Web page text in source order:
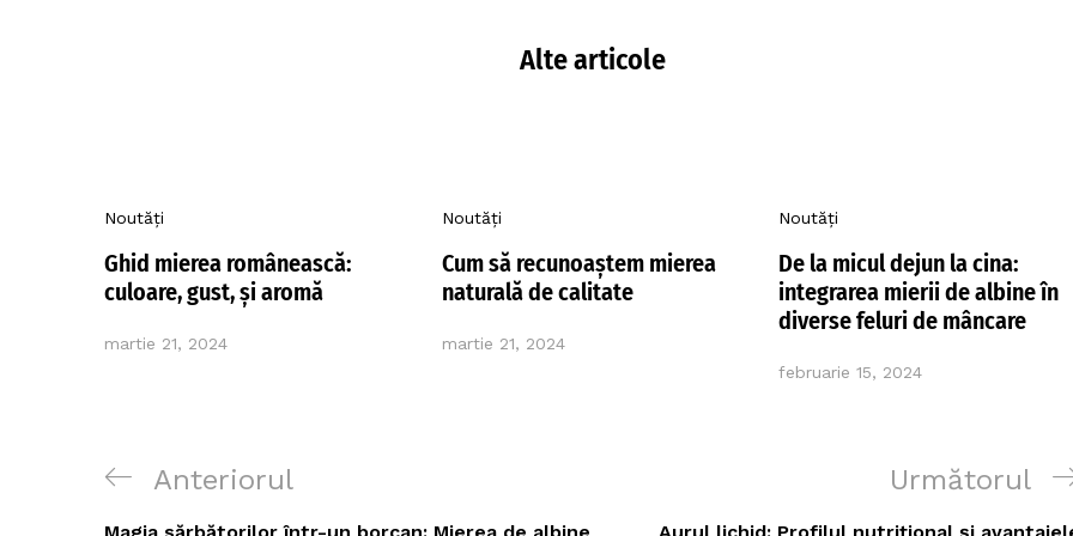
Alte articole
Noutăți
Ghid mierea românească:
culoare, gust, și aromă
martie 21, 2024
Noutăți
Cum să recunoaștem mierea
naturală de calitate
martie 21, 2024
Noutăți
De la micul dejun la cina:
integrarea mierii de albine în
diverse feluri de mâncare
februarie 15, 2024
Navigare
în
Postarea
anterioară
Anteriorul
Următoarea
postare
Următorul